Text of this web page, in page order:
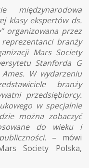
międzynarodowa
klasy ekspertów ds.
organizowana przez
branży
Mars Society
Stanforda G
W wydarzeniu
branży
przedsiębiorcy.
w specjalnie
można zobaczyć
do wieku i
– mówi
Society Polska,